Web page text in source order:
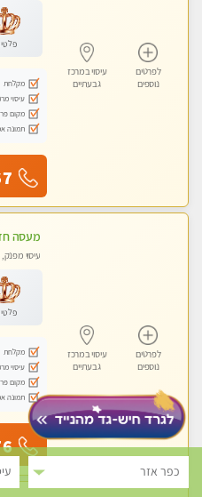
כפר אזר
לפרטים
נוספים
עיסוי במרכז
גבעתיים
מקלחת
עיסוי
מקום
תמונה
לפרטים
נוספים
עיסוי במרכז
גבעתיים
עיסוי מפנק,
מקלחת
עיסוי
מקום
תמונה